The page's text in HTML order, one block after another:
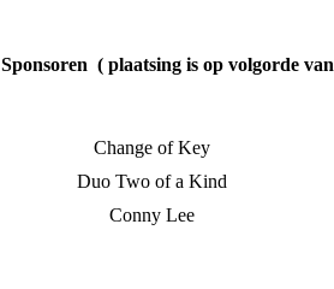
Sponsoren ( plaatsing is op volgorde
Change of Key
Duo Two of a Kind
Conny Lee